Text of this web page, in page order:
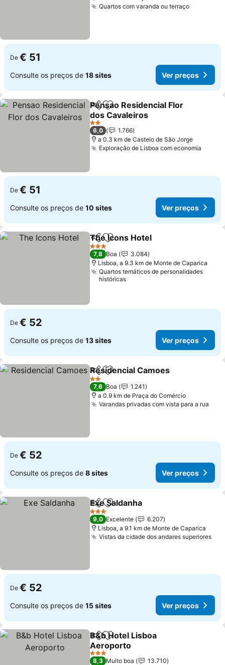
Quartos com varanda ou terraçoVer
De € 51
Consulte os preços de 18 sites Ver preços
PartilharAdicionar aos favoritos
Pensao Residencial Flor
dos Cavaleiros
Ver preços
2 Estrelas
6,0
1.766
a 0.3 km de Castelo de São Jorge
Exploração de Lisboa com economia
De € 51
Consulte os preços de 10 sites Ver preços
PartilharAdicionar aos favoritos
The Icons Hotel
3 Estrelas
7,8 Boa
3.084
Lisboa, a 9.3 km de Monte de Caparica
Quartos temáticos de personalidades
históricas
De € 52
Consulte os preços de 13 sites Ver preços
PartilharAdicionar aos favoritos
Residencial Camoes
2 Estrelas
7,6 Boa
1.241
a 0.9 km de Praça do Comércio
Varandas privadas com vista para a rua
De € 52
Consulte os preços de 8 sites Ver preços
PartilharAdicionar aos favoritos
Exe Saldanha
3 Estrelas
9,0 Excelente
6.207
Lisboa, a 9.1 km de Monte de Caparica
Vistas da cidade dos andares superiores
De € 52
Consulte os preços de 15 sites Ver preços
PartilharAdicionar aos favoritos
B&b Hotel Lisboa
Aeroporto
Ver preços
3 Estrelas
8,3 Muito boa
13.710